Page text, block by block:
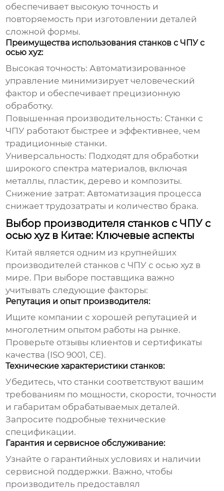
обеспечивает высокую точность и
повторяемость при изготовлении деталей
сложной формы.
Преимущества использования станков с ЧПУ с
осью xyz:
Высокая точность: Автоматизированное
управление минимизирует человеческий
фактор и обеспечивает прецизионную
обработку.
Повышенная производительность: Станки с
ЧПУ работают быстрее и эффективнее, чем
традиционные станки.
Универсальность: Подходят для обработки
широкого спектра материалов, включая
металлы, пластик, дерево и композиты.
Снижение затрат: Автоматизация процесса
снижает трудозатраты и количество брака.
Выбор производителя станков с ЧПУ с
осью xyz в Китае: Ключевые аспекты
Китай является одним из крупнейших
производителей станков с ЧПУ с осью xyz в
мире. При выборе поставщика важно
учитывать следующие факторы:
Репутация и опыт производителя:
Ищите компании с хорошей репутацией и
многолетним опытом работы на рынке.
Проверьте отзывы клиентов и сертификаты
качества (ISO 9001, CE).
Технические характеристики станков:
Убедитесь, что станки соответствуют вашим
требованиям по мощности, скорости, точности
и габаритам обрабатываемых деталей.
Запросите подробные технические
спецификации.
Гарантия и сервисное обслуживание:
Узнайте о гарантийных условиях и наличии
сервисной поддержки. Важно, чтобы
производитель предоставлял